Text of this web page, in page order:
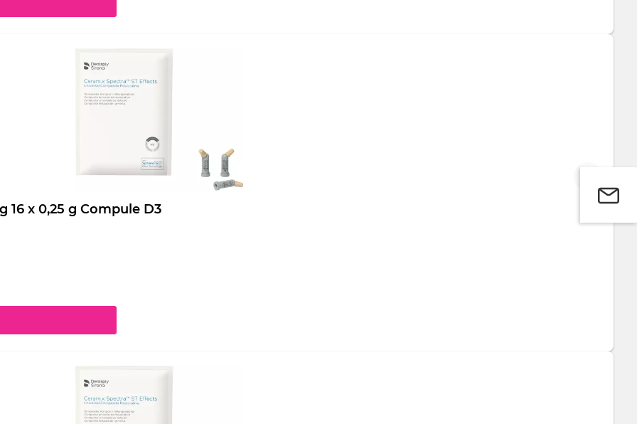
Ceram.x Spectra ST Effects Nachfüllpackung 16 x 0,25 g Compule D3
um die Anzahl zu erhöhen oder zu reduzieren.